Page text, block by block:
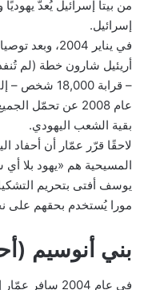
من بيتا إسرائيل يُعدّ
إسرائيل.
في يناير
أريئيل شارون خطة (لم
عام 2008 عن تحمّل
بقية الشعب اليهودي.
لاحقًا قرّر عمّار أن أحفاد
المسيحية هم «يهود بلا
يوسف أفتى بتحريم
مورا يُستخدم بحقهم على
بني أنوسيم
في عام 2004